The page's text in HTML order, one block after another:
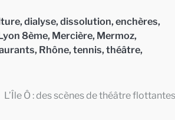
, dialyse, dissolution, enchères,
8ème, Mercière, Mermoz,
, Rhône, tennis, théâtre,
L’Île Ô : des scènes de théâtre